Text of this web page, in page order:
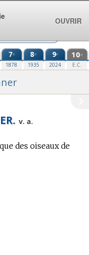
7e
1878
8e
1935
9e
2024
10e
E.C.
v. a.
des oiseaux de
OUVRIR